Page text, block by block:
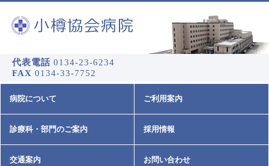
代表電話 0134-23-6234
FAX 0134-33-7752
病院について ご利用案内
診療科・部門のご案内 採用情報
交通案内 お問い合わせ